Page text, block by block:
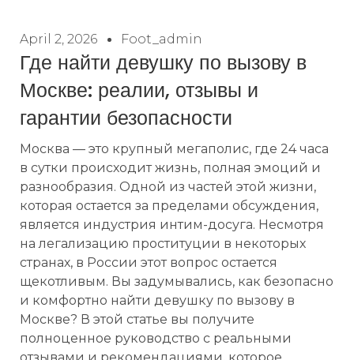
April 2, 2026 Foot_admin
Где найти девушку по вызову в
Москве: реалии, отзывы и
гарантии безопасности
Москва — это крупный мегаполис, где 24 часа
в сутки происходит жизнь, полная эмоций и
разнообразия. Одной из частей этой жизни,
которая остается за пределами обсуждения,
является индустрия интим-досуга. Несмотря
на легализацию проституции в некоторых
странах, в России этот вопрос остается
щекотливым. Вы задумывались, как безопасно
и комфортно найти девушку по вызову в
Москве? В этой статье вы получите
полноценное руководство с реальными